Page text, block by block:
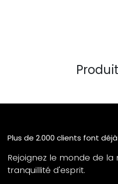
Plus de 2.000 clients font
Rejoignez le monde de
tranquillité d'esprit.